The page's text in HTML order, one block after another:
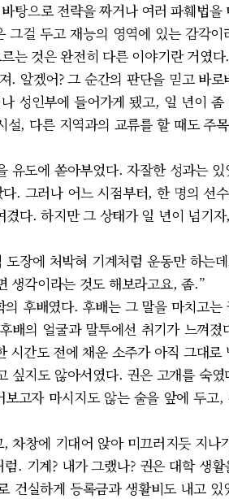
탕으로 전략을 짜거나 여러 파훼법
걸 두고 재능의 영역에 있는 감각
는 것은 완전히 다른 이야기란 거였다.
. 알겠어? 그 순간의 판단을 믿고 바
성인부에 들어가게 됐고, 일 년이
, 다른 지역과의 교류를 할 때도 주
유도에 쏟아부었다. 자잘한 성과는
. 그러나 어느 시점부터, 한 명의 선
다. 하지만 그 상태가 일 년이 넘기
장에 처박혀 기계처럼 운동만 하는
생각이라는 것도 해보라고요, 좀.”
후배였다. 후배는 그 말을 마치고
배의 얼굴과 말투에선 취기가 느껴
간도 전에 채운 소주가 아직 그대
싶지도 않아서였다. 권은 고개를 숙
고자 마시지도 않는 술을 앞에 두고
차창에 기대어 앉아 미끄러지듯 지나
. 기계? 내가 그랬나? 권은 대학 생
건실하게 등록금과 생활비도 내고